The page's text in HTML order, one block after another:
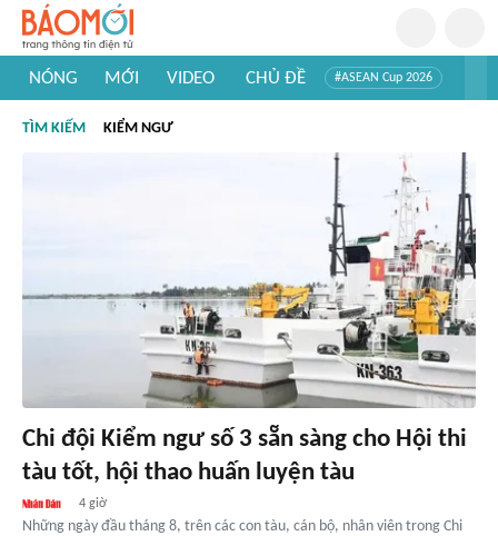
NÓNG MỚI VIDEO CHỦ ĐỀ #ASEAN Cup 2026
#Khám phá thế giới
TÌM KIẾM KIỂM NGƯ
Chi đội Kiểm ngư số 3 sẵn sàng cho Hội thi
tàu tốt, hội thao huấn luyện tàu
4 giờ
Những ngày đầu tháng 8, trên các con tàu, cán bộ, nhân viên trong Chi